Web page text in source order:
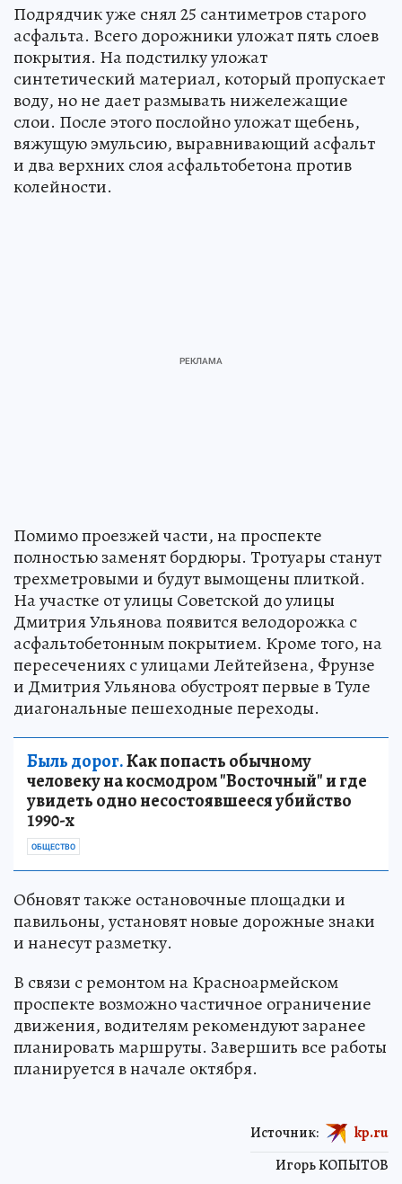
Подрядчик уже снял 25 сантиметров старого
асфальта. Всего дорожники уложат пять слоев
покрытия. На подстилку уложат
синтетический материал, который пропускает
воду, но не дает размывать нижележащие
слои. После этого послойно уложат щебень,
вяжущую эмульсию, выравнивающий асфальт
и два верхних слоя асфальтобетона против
колейности.
Помимо проезжей части, на проспекте
полностью заменят бордюры. Тротуары станут
трехметровыми и будут вымощены плиткой.
На участке от улицы Советской до улицы
Дмитрия Ульянова появится велодорожка с
асфальтобетонным покрытием. Кроме того, на
пересечениях с улицами Лейтейзена, Фрунзе
и Дмитрия Ульянова обустроят первые в Туле
диагональные пешеходные переходы.
Быль дорог.Как попасть обычному
человеку на космодром "Восточный" и где
увидеть одно несостоявшееся убийство
1990-х
ОБЩЕСТВО
Обновят также остановочные площадки и
павильоны, установят новые дорожные знаки
и нанесут разметку.
В связи с ремонтом на Красноармейском
проспекте возможно частичное ограничение
движения, водителям рекомендуют заранее
планировать маршруты. Завершить все работы
планируется в начале октября.
Игорь КОПЫТОВ
Источник: kp.ru